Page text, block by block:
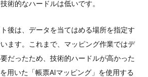
術的なハードルは低いです。
後は、データを当てはめる場所を指定す
ます。これまで、マッピング作業ではデ
だったため、技術的ハードルが高かった
用いた「帳票AIマッピング」を使用する